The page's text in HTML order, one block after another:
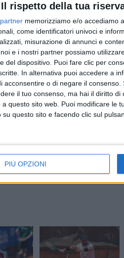
Il rispetto della tua
partner memorizziamo e/o accediamo
come identificatori univoci e
misurazione di annunci e
e i nostri partner possiamo
del dispositivo. Puoi fare clic per
In alternativa puoi accedere a
acconsentire o di negare il consenso.
il tuo consenso, ma hai il diritto
questo sito web. Puoi modificare le
questo sito e facendo clic sul
PIÙ OPZIONI
ai quarti di finale dove affronterà
ATP.
di doppio, dove Pellegrino e
serie numero 4 formata dal
Luis David Martinez.
6 AGOSTO